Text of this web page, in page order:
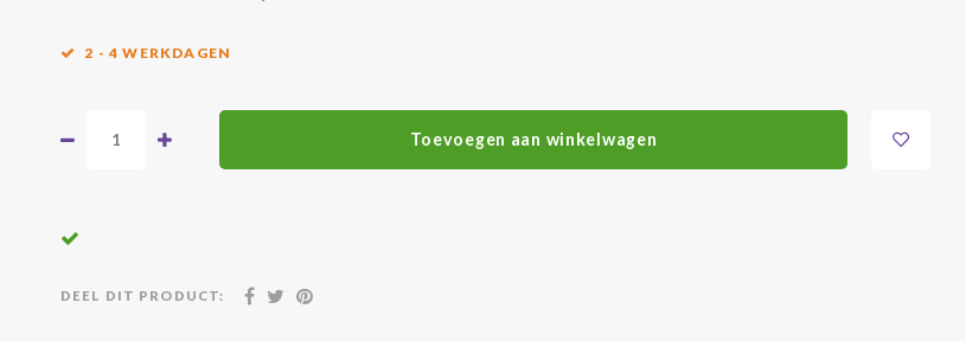
2 - 4 WERKDAGEN
Toevoegen aan winkelwagen
DEEL DIT PRODUCT: